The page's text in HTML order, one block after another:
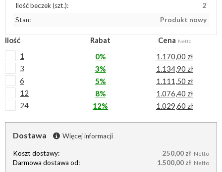
Ilość beczek (szt.):
2
Stan:
Produkt nowy
Ilość Rabat Cena Netto
1 0%
1.170,00 zł
3
3%
1.134,90 zł
6
5%
1.111,50 zł
12
8%
1.076,40 zł
24
12% 1.029,60 zł
Dostawa Więcej informacji
Koszt dostawy: 250,00 zł Netto
Darmowa dostawa od: 1.500,00 zł Netto